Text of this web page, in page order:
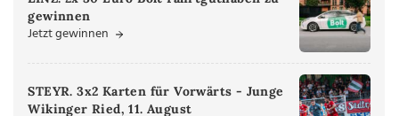
gewinnen
Jetzt gewinnen
STEYR. 3x2 Karten für Vorwärts - Junge
Wikinger Ried, 11. August